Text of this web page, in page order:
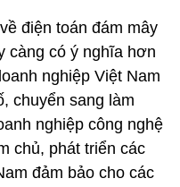
điện toán đám mây
càng có ý nghĩa hơn
nghiệp Việt Nam
chuyển sang làm
nghiệp công nghệ
chủ, phát triển các
đảm bảo cho các